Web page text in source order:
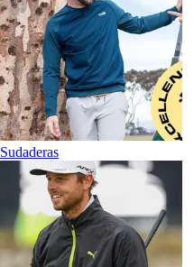
Sudaderas